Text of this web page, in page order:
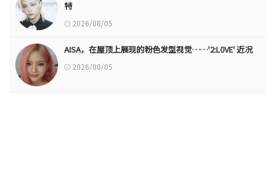
特
2026/08/05
AISA，在屋顶上展现的粉色发型视觉……'2:L0VE' 近况
2026/08/05